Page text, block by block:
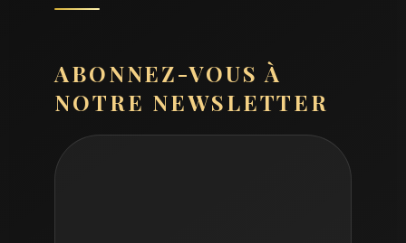
ABONNEZ-VOUS À
NOTRE NEWSLETTER